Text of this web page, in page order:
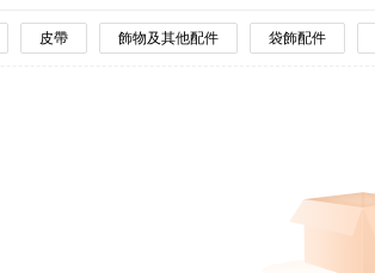
皮帶 飾物及其他配件 袋飾配件